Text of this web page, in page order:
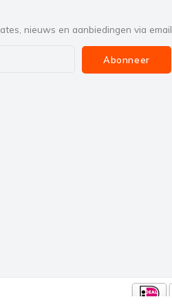
nieuws en aanbiedingen via email
Abonneer